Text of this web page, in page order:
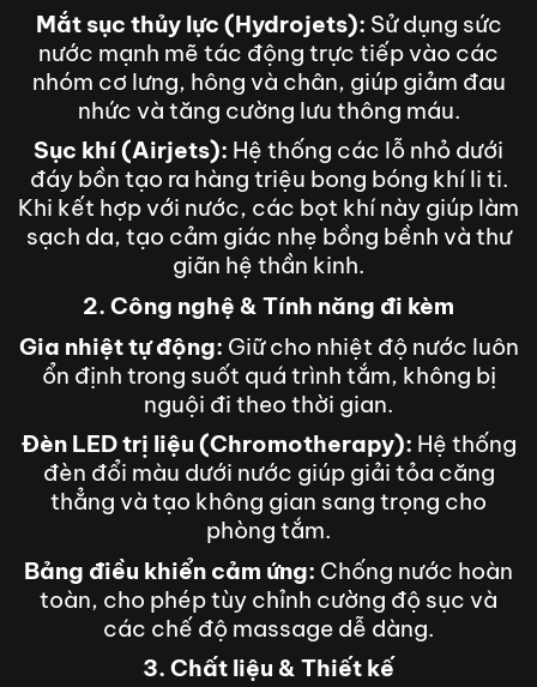
Mắt sục thủy lực (Hydrojets): Sử dụng sức
nước mạnh mẽ tác động trực tiếp vào các
nhóm cơ lưng, hông và chân, giúp giảm đau
nhức và tăng cường lưu thông máu.
Sục khí (Airjets): Hệ thống các lỗ nhỏ dưới
đáy bồn tạo ra hàng triệu bong bóng khí li ti.
Khi kết hợp với nước, các bọt khí này giúp làm
sạch da, tạo cảm giác nhẹ bồng bềnh và thư
giãn hệ thần kinh.
2. Công nghệ & Tính năng đi kèm
Gia nhiệt tự động: Giữ cho nhiệt độ nước luôn
ổn định trong suốt quá trình tắm, không bị
nguội đi theo thời gian.
Đèn LED trị liệu (Chromotherapy): Hệ thống
đèn đổi màu dưới nước giúp giải tỏa căng
thẳng và tạo không gian sang trọng cho
phòng tắm.
Bảng điều khiển cảm ứng: Chống nước hoàn
toàn, cho phép tùy chỉnh cường độ sục và
các chế độ massage dễ dàng.
3. Chất liệu & Thiết kế